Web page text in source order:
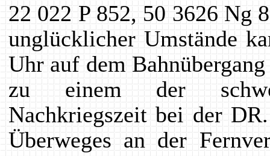
22 022 P 852, 50 3626 Ng
unglücklicher Umstände
Uhr auf dem
zu einem der
Nachkriegszeit bei der
Überweges an der